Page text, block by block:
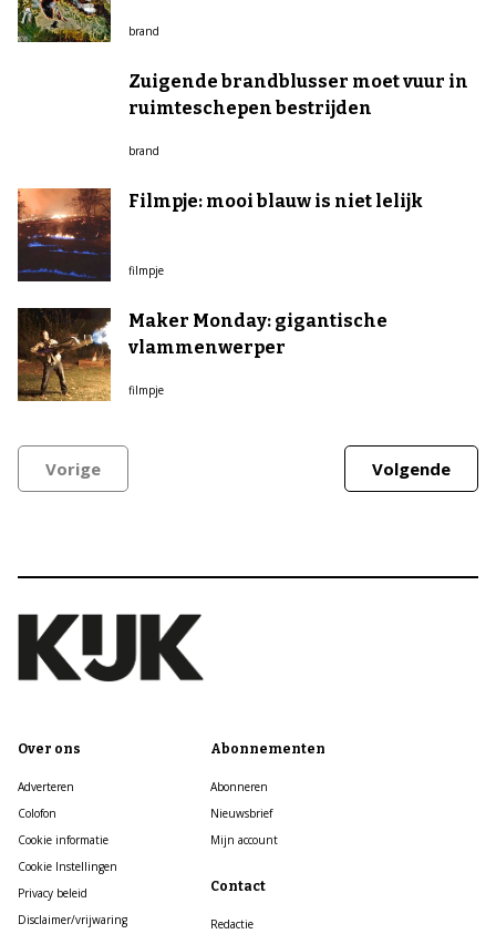
brand
Zuigende brandblusser moet vuur in
ruimteschepen bestrijden
brand
Filmpje: mooi blauw is niet lelijk
filmpje
Maker Monday: gigantische
vlammenwerper
filmpje
Vorige Volgende
Over ons
Adverteren
Colofon
Cookie informatie
Cookie Instellingen
Privacy beleid
Disclaimer/vrijwaring
Abonnementen
Abonneren
Nieuwsbrief
Mijn account
Contact
Redactie